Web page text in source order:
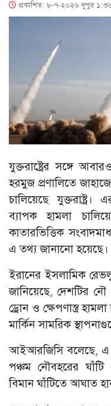
প্রকাশিত: ৮-৭-২০২৬ দুপুর ১:৩৬
যুক্তরাষ্ট্রের সঙ্গে
হরমুজ প্রণালিতে
চালিয়েছে
ব্যাপক হামলা
কাতারভিত্তিক
এ তথ্য জানানো হয়েছে।
ইরানের ইসলামিক
জানিয়েছে, দেশটির নৌ
ড্রোন ও ক্ষেপণাস্ত্র
মার্কিন সামরিক
আইআরজিসি বলেছে, এ
পঞ্চম নৌবহরের
বিমান ঘাঁটিতে আঘাত